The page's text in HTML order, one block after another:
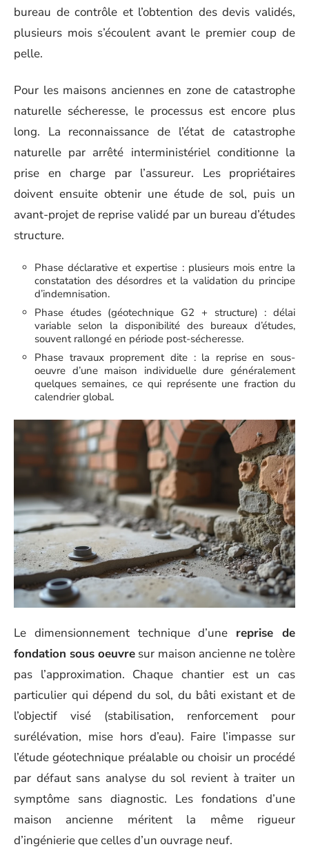
bureau de contrôle et l’obtention des devis validés,
plusieurs mois s’écoulent avant le premier coup de
pelle.
Pour les maisons anciennes en zone de catastrophe
naturelle sécheresse, le processus est encore plus
long. La reconnaissance de l’état de catastrophe
naturelle par arrêté interministériel conditionne la
prise en charge par l’assureur. Les propriétaires
doivent ensuite obtenir une étude de sol, puis un
avant-projet de reprise validé par un bureau d’études
structure.
Phase déclarative et expertise : plusieurs mois entre la
constatation des désordres et la validation du principe
d’indemnisation.
Phase études (géotechnique G2 + structure) : délai
variable selon la disponibilité des bureaux d’études,
souvent rallongé en période post-sécheresse.
Phase travaux proprement dite : la reprise en sous-
oeuvre d’une maison individuelle dure généralement
quelques semaines, ce qui représente une fraction du
calendrier global.
Le dimensionnement technique d’une reprise de
fondation sous oeuvre sur maison ancienne ne tolère
pas l’approximation. Chaque chantier est un cas
particulier qui dépend du sol, du bâti existant et de
l’objectif visé (stabilisation, renforcement pour
surélévation, mise hors d’eau). Faire l’impasse sur
l’étude géotechnique préalable ou choisir un procédé
par défaut sans analyse du sol revient à traiter un
symptôme sans diagnostic. Les fondations d’une
maison ancienne méritent la même rigueur
d’ingénierie que celles d’un ouvrage neuf.